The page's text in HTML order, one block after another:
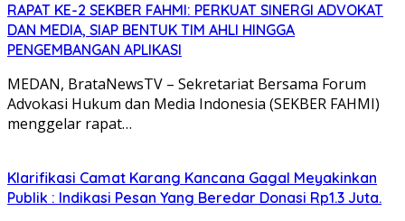
RAPAT KE-2 SEKBER FAHMI: PERKUAT SINERGI ADVOKAT
DAN MEDIA, SIAP BENTUK TIM AHLI HINGGA
PENGEMBANGAN APLIKASI
MEDAN, BrataNewsTV – Sekretariat Bersama Forum
Advokasi Hukum dan Media Indonesia (SEKBER FAHMI)
menggelar rapat…
Klarifikasi Camat Karang Kancana Gagal Meyakinkan
Publik : Indikasi Pesan Yang Beredar Donasi Rp1.3 Juta.